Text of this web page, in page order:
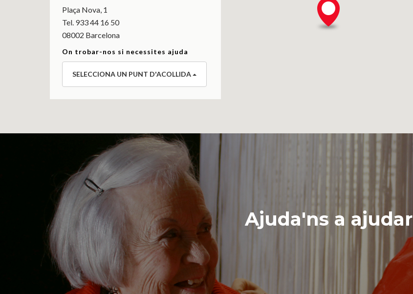
Plaça Nova, 1
Tel. 933 44 16 50
08002 Barcelona
On trobar-nos si necessites ajuda
SELECCIONA UN PUNT D'ACOLLIDA
Ajuda'ns a ajudar